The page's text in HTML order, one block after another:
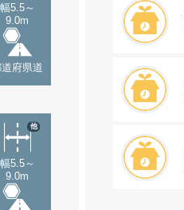
幅5.5～
9.0m
府県道
幅5.5～
9.0m
他